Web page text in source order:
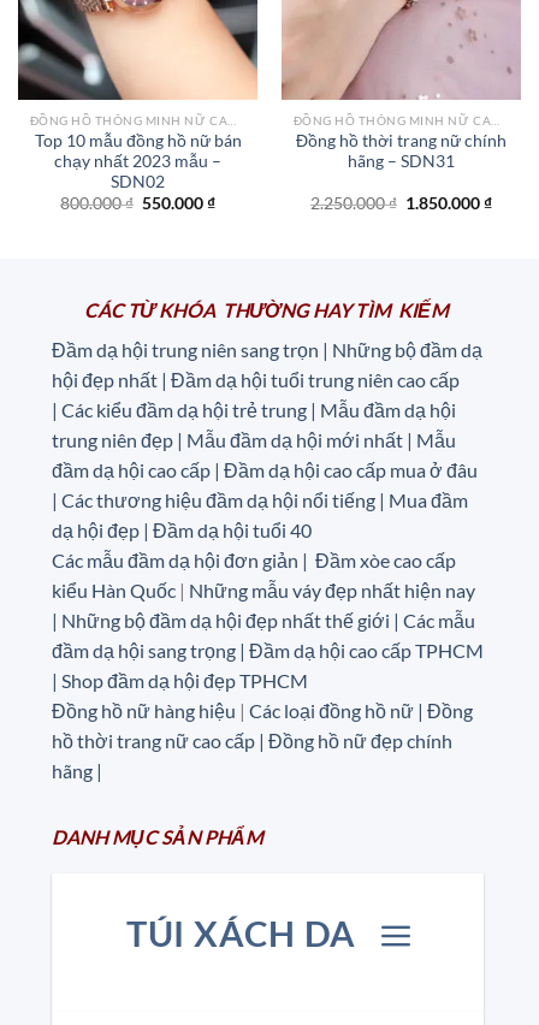
Top 10 mẫu đồng hồ nữ bán
chạy nhất 2023 mẫu –
SDN02
800.000₫ Giá
550.000₫Giá
Đồng hồ thời trang nữ chính
hãng – SDN31
2.250.000₫ Giá
1.850.000₫Giá
CÁC TỪ KHÓA THƯỜNG HAY TÌM KIẾM
Đầm dạ hội trung niên sang trọn | Những bộ đầm dạ
hội đẹp nhất | Đầm dạ hội tuổi trung niên cao cấp
| Các kiểu đầm dạ hội trẻ trung | Mẫu đầm dạ hội
trung niên đẹp | Mẫu đầm dạ hội mới nhất | Mẫu
đầm dạ hội cao cấp | Đầm dạ hội cao cấp mua ở đâu
| Các thương hiệu đầm dạ hội nổi tiếng | Mua đầm
dạ hội đẹp | Đầm dạ hội tuổi 40
Các mẫu đầm dạ hội đơn giản | Đầm xòe cao cấp
kiểu Hàn Quốc | Những mẫu váy đẹp nhất hiện nay
| Những bộ đầm dạ hội đẹp nhất thế giới | Các mẫu
đầm dạ hội sang trọng | Đầm dạ hội cao cấp TPHCM
| Shop đầm dạ hội đẹp TPHCM
Đồng hồ nữ hàng hiệu | Các loại đồng hồ nữ | Đồng
hồ thời trang nữ cao cấp | Đồng hồ nữ đẹp chính
hãng |
DANH MỤCSẢNPHẨM
TÚI XÁCH DA